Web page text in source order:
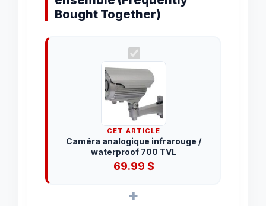
Bought Together)
CET ARTICLE
Caméra analogique infrarouge /
waterproof 700 TVL
69.99 $
+